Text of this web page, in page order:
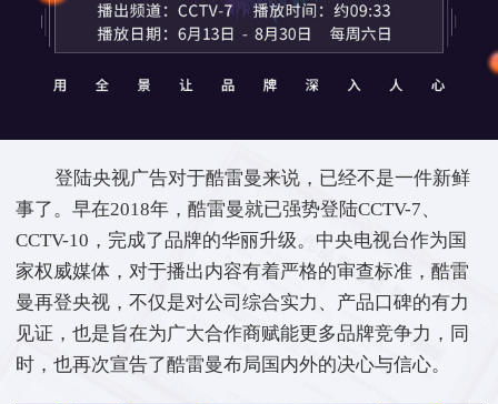
登陆央视广告对于酷雷曼来说，已经不是一件新鲜
事了。早在2018年，酷雷曼就已强势登陆CCTV-7、
CCTV-10，完成了品牌的华丽升级。中央电视台作为国
家权威媒体，对于播出内容有着严格的审查标准，酷雷
曼再登央视，不仅是对公司综合实力、产品口碑的有力
见证，也是旨在为广大合作商赋能更多品牌竞争力，同
时，也再次宣告了酷雷曼布局国内外的决心与信心。